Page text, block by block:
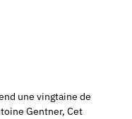
une vingtaine de
Gentner, Cet